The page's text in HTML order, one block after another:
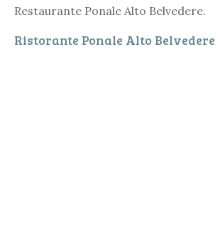
Restaurante Ponale Alto Belvedere.
Ristorante Ponale Alto Belvedere